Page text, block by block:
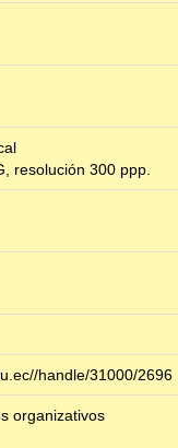
resolución 300 ppp.
handle/31000/2696
organizativos